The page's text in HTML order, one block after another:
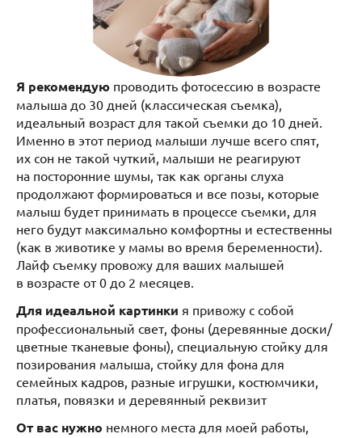
Я рекомендую проводить фотосессию в возрасте
малыша до 30 дней (классическая съемка),
идеальный возраст для такой съемки до 10 дней.
Именно в этот период малыши лучше всего спят,
их сон не такой чуткий, малыши не реагируют
на посторонние шумы, так как органы слуха
продолжают формироваться и все позы, которые
малыш будет принимать в процессе съемки, для
него будут максимально комфортны и естественны
(как в животике у мамы во время беременности).
Лайф съемку провожу для ваших малышей
в возрасте от 0 до 2 месяцев.
Для идеальной картинки я привожу с собой
профессиональный свет, фоны (деревянные доски/
цветные тканевые фоны), специальную стойку для
позирования малыша, стойку для фона для
семейных кадров, разные игрушки, костюмчики,
платья, повязки и деревянный реквизит
От вас нужно немного места для моей работы,